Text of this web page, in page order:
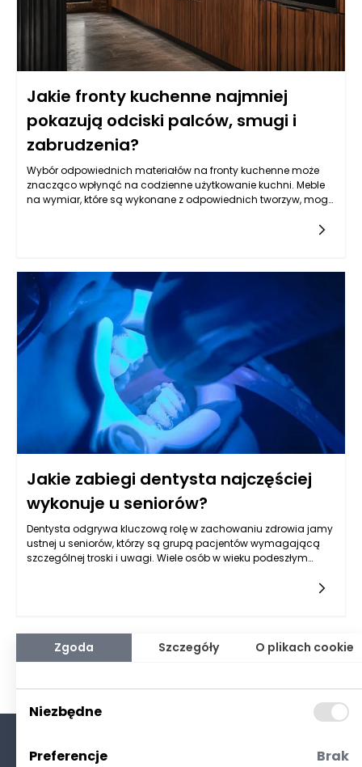
Jakie fronty kuchenne najmniej
pokazują odciski palców, smugi i
zabrudzenia?
Wybór odpowiednich materiałów na fronty kuchenne może
znacząco wpłynąć na codzienne użytkowanie kuchni. Meble
na wymiar, które są wykonane z odpowiednich tworzyw, mogą
praktyczne. Dzięki odpowiednim powłokom, smugi oraz
odciski palców stają się mniej widoczne. Ponadto,
szczotkowane wykończenie sprawia, że wszelkie zarysowania
są mniej dostrzegalne, a naturalny wygląd drewna dodaje
kuchni unikalnego charakteru.
Jakie zabiegi dentysta najczęściej
wykonuje u seniorów?
Dentysta odgrywa kluczową rolę w zachowaniu zdrowia jamy
ustnej u seniorów, którzy są grupą pacjentów wymagającą
szczególnej troski i uwagi. Wiele osób w wieku podeszłym
zrozumieć, jakie zabiegi są najczęściej wykonywane u
seniorów.Zgoda Szczegóły O plikach cookie
Niezbędne
Preferencje Brak